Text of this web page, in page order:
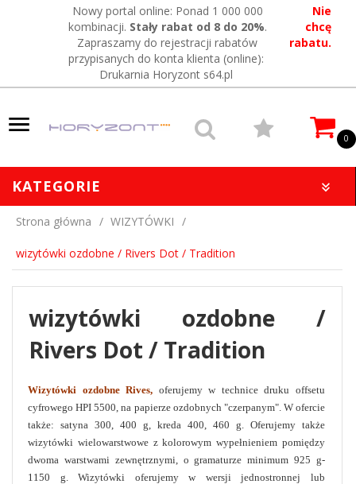
Nowy portal online: Ponad 1 000 000
kombinacji. Stały rabat od 8 do 20%.
Zapraszamy do rejestracji rabatów
przypisanych do konta klienta (online):
Drukarnia Horyzont s64.pl
Nie
chcę
rabatu.
0
KATEGORIE
Strona główna WIZYTÓWKI
wizytówki ozdobne / Rivers Dot / Tradition
wizytówki ozdobne /
Rivers Dot / Tradition
Wizytówki ozdobne Rives, oferujemy w technice druku offsetu
cyfrowego HPI 5500, na papierze ozdobnych "czerpanym". W ofercie
także: satyna 300, 400 g, kreda 400, 460 g. Oferujemy także
wizytówki wielowarstwowe z kolorowym wypełnieniem pomiędzy
dwoma warstwami zewnętrznymi, o gramaturze minimum 925 g-
1150 g. Wizytówki oferujemy w wersji jednostronnej lub